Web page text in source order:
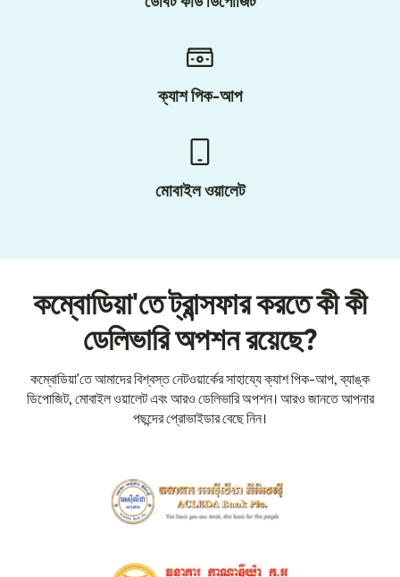
ক্যাশ পিক-আপ
মোবাইল ওয়ালেট
কম্বোডিয়া'তে ট্রান্সফার করতে কী কী
ডেলিভারি অপশন রয়েছে?
কম্বোডিয়া'তে আমাদের বিশ্বস্ত নেটওয়ার্কের সাহায্যে ক্যাশ পিক-আপ, ব্যাঙ্ক
ডিপোজিট, মোবাইল ওয়ালেট এবং আরও ডেলিভারি অপশন। আরও জানতে আপনার
পছন্দের প্রোভাইডার বেছে নিন।